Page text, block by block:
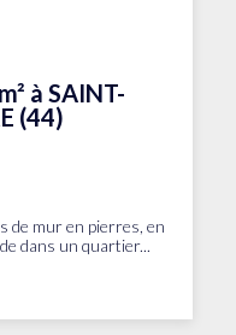
à SAINT-
(44)
de mur en pierres, en
dans un quartier...